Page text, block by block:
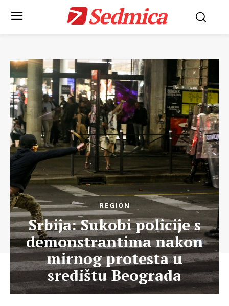
Sedmica
REGION
Srbija: Sukobi policije s
demonstrantima nakon
mirnog protesta u
središtu Beograda